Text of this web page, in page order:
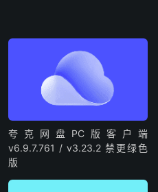
夸克网盘PC版客户端
v6.9.7.761 / v3.23.2 禁更绿色
版